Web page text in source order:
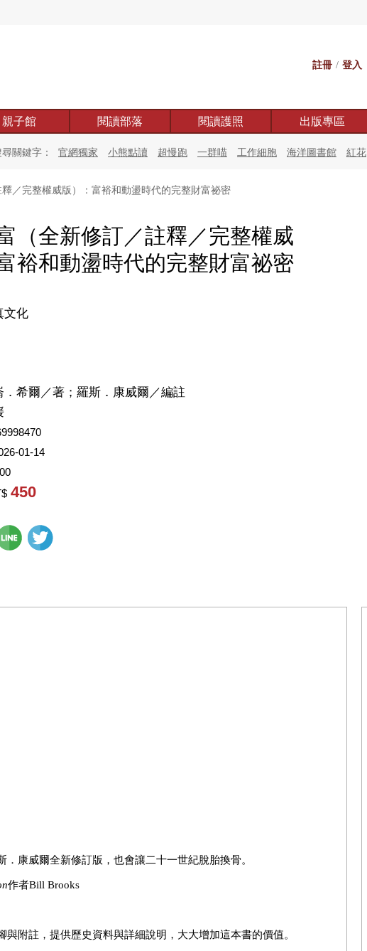
註冊 / 登入
親子館 閱讀部落 閱讀護照 出版專區
關鍵字： 官網獨家 小熊點讀 超慢跑 一群喵 工作細胞 海洋圖書館 紅花
／完整權威版）：富裕和動盪時代的完整財富祕密
（全新修訂／註釋／完整權威
裕和動盪時代的完整財富祕密
文化
．希爾／著；羅斯．康威爾／編註
01-14
450
康威爾全新修訂版，也會讓二十一世紀脫胎換骨。
作者Bill Brooks
附註，提供歷史資料與詳細說明，大大增加這本書的價值。